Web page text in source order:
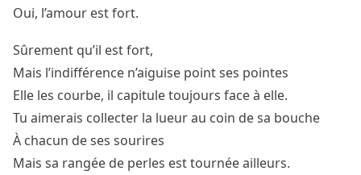
Oui, l’amour est fort.
Sûrement qu’il est fort,
Mais l’indifférence n’aiguise point ses pointes
Elle les courbe, il capitule toujours face à elle.
Tu aimerais collecter la lueur au coin de sa bouche
À chacun de ses sourires
Mais sa rangée de perles est tournée ailleurs.